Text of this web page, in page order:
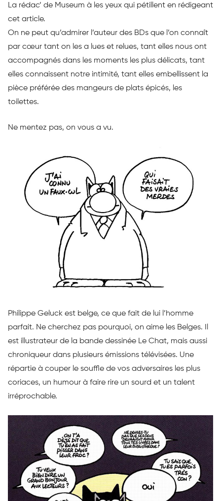
La rédac’ de Museum à les yeux qui pétillent en rédigeant
cet article.
On ne peut qu’admirer l’auteur des BDs que l’on connaît
par cœur tant on les a lues et relues, tant elles nous ont
accompagnés dans les moments les plus délicats, tant
elles connaissent notre intimité, tant elles embellissent la
pièce préférée des mangeurs de plats épicés, les
toilettes.
Ne mentez pas, on vous a vu.
Philippe Geluck est belge, ce que fait de lui l’homme
parfait. Ne cherchez pas pourquoi, on aime les Belges.
est illustrateur de la bande dessinée Le Chat, mais aussi
chroniqueur dans plusieurs émissions télévisées. Une
répartie à couper le souffle de vos adversaires les plus
coriaces, un humour à faire rire un sourd et un talent
irréprochable.